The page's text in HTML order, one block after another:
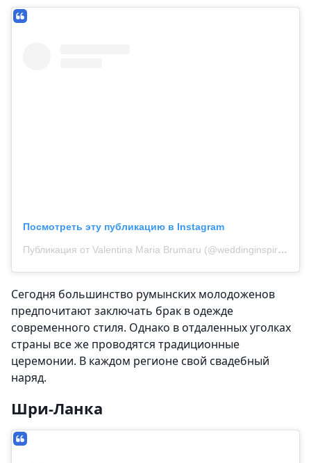
Посмотреть эту публикацию в Instagram
Публикация от Valentina Maria Brumaru (@weddinginspiration.eu)
Сегодня большинство румынских молодоженов
предпочитают заключать брак в одежде
современного стиля. Однако в отдаленных уголках
страны все же проводятся традиционные
церемонии. В каждом регионе свой свадебный
наряд.
Шри-Ланка